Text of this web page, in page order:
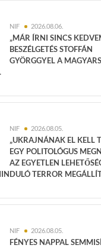
NIF 2026.08.06.
„MÁR ÍRNI SINCS
BESZÉLGETÉS STOFFÁN
GYÖRGGYEL A
NIF 2026.08.05.
„UKRAJNÁNAK EL KELL
EGY POLITOLÓGUS
AZ EGYETLEN
TERROR
NIF 2026.08.05.
FÉNYES NAPPAL